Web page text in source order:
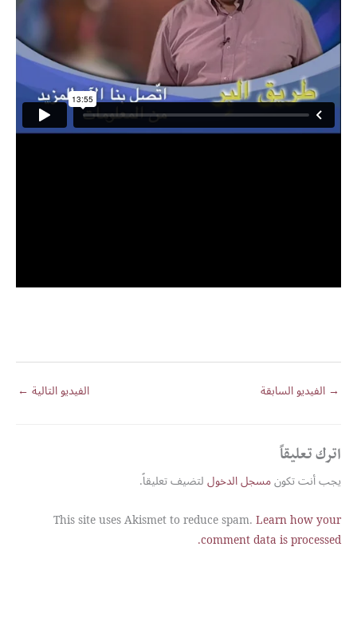
→ الفيديو السابقة الفيديو التالية ←
اترك تعليقاً
يجب أنت تكونمسجل الدخوللتضيف تعليقاً.
This site uses Akismet to reduce spam.Learn how your
comment data is processed.